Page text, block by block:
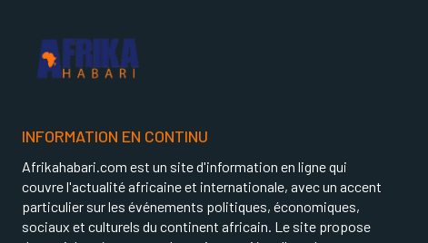
INFORMATION EN CONTINU
Afrikahabari.com est un site d'information en ligne qui
couvre l'actualité africaine et internationale, avec un accent
particulier sur les événements politiques, économiques,
sociaux et culturels du continent africain. Le site propose